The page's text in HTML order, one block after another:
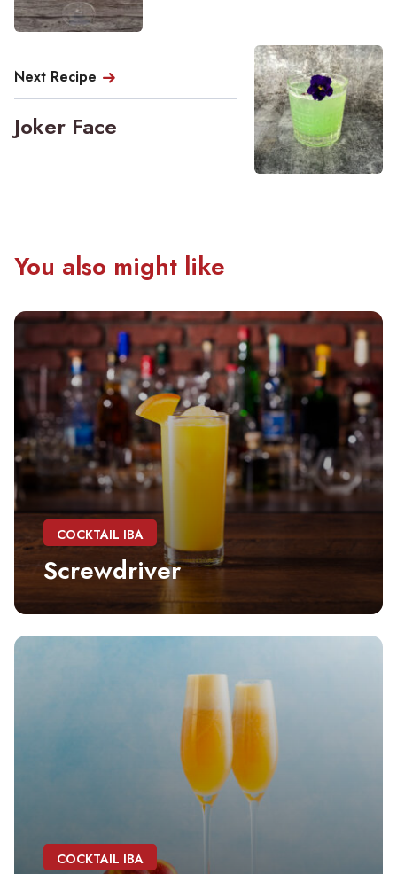
Next Recipe
Joker Face
You also might like
COCKTAIL IBA
Screwdriver
COCKTAIL IBA